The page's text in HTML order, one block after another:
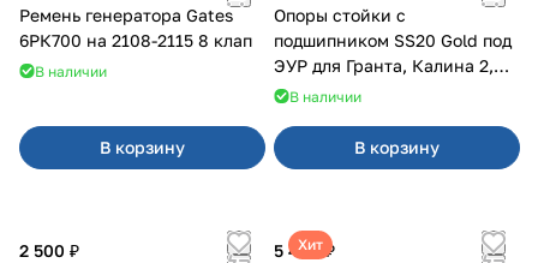
Ремень генератора Gates
6РК700 на 2108-2115 8 клап
В наличии
В корзину
Опоры стойки с
подшипником SS20 Gold под
ЭУР для Гранта, Калина 2,
Datsun
В наличии
В корзину
2 500 ₽
Хит
5 400 ₽